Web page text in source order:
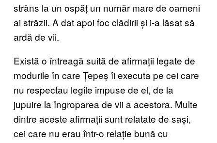
strâns la un ospăț un număr mare de oameni
ai străzii. A dat apoi foc clădirii și i-a lăsat să
ardă de vii.
Există o întreagă suită de afirmații legate de
modurile în care Țepeș îi executa pe cei care
nu respectau legile impuse de el, de la
jupuire la îngroparea de vii a acestora. Multe
dintre aceste afirmații sunt relatate de sași,
cei care nu erau într-o relație bună cu